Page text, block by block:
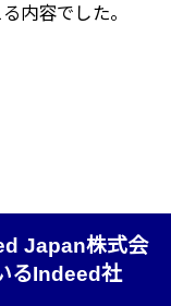
内容でした。
Japan株式会
るIndeed社